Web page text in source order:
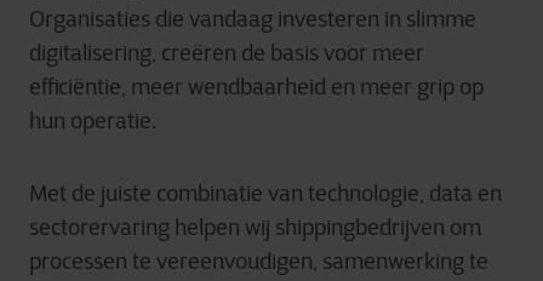
Organisaties die vandaag investeren in slimme
digitalisering, creëren de basis voor meer
efficiëntie, meer wendbaarheid en meer grip op
hun operatie.
Met de juiste combinatie van technologie, data en
sectorervaring helpen wij shippingbedrijven om
processen te vereenvoudigen, samenwerking te